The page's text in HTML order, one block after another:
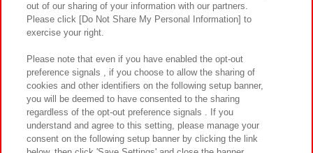
プライバシーポリシー ウェブアクセシビリティ方針と検証結果
お取引先さまとともに
カスタマーハラスメント対応方針 よくあるご質問・お問い合わせ
out of our sharing of your information with our partners.
Please click [Do Not Share My Personal Information] to
exercise your right.
Please note that even if you have enabled the opt-out
preference signals , if you choose to allow the sharing of
cookies and other identifiers on the following setup banner,
you will be deemed to have consented to the sharing
regardless of the opt-out preference signals . If you
understand and agree to this setting, please manage your
consent on the following setup banner by clicking the link